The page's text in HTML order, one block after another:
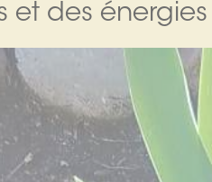
et des énergies